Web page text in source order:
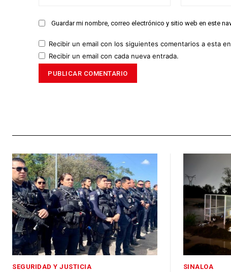
Guardar mi nombre, correo electrónico y sitio web en este
Recibir un email con los siguientes comentarios a esta
Recibir un email con cada nueva entrada.
SEGURIDAD Y JUSTICIA SINALOA